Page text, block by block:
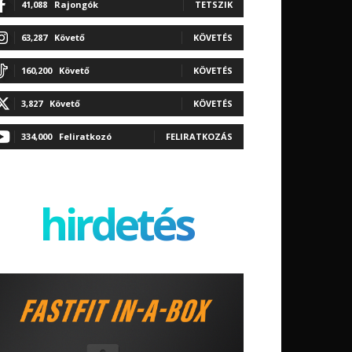
41,088 Rajongók TETSZIK
63,287 Követő KÖVETÉS
160,200 Követő KÖVETÉS
3,827 Követő KÖVETÉS
334,000 Feliratkozó FELIRATKOZÁS
hirdetés